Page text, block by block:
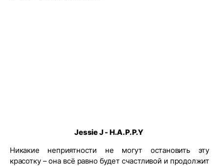
Jessie J - H.A.P.P.Y
Никакие неприятности не могут остановить эту
красотку – она всё равно будет счастливой и продолжит